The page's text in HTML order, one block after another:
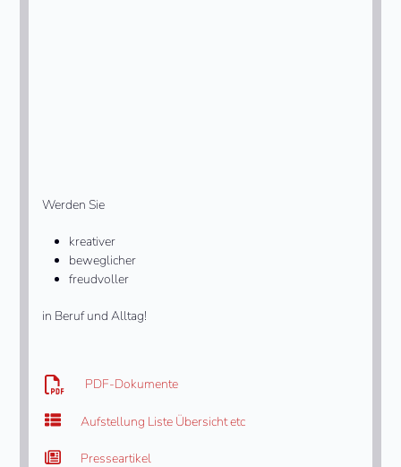
Werden Sie
kreativer
beweglicher
freudvoller
in Beruf und Alltag!
PDF-Dokumente
Aufstellung Liste Übersicht etc
Presseartikel